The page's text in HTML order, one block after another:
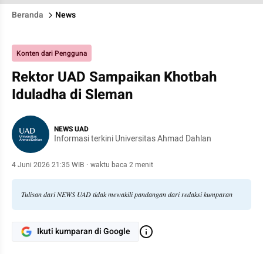
Beranda News
Konten dari Pengguna
Rektor UAD Sampaikan Khotbah
Iduladha di Sleman
NEWS UAD
Informasi terkini Universitas Ahmad Dahlan
4 Juni 2026 21:35 WIB · waktu baca 2 menit
Tulisan dari NEWS UAD tidak mewakili pandangan dari redaksi kumparan
Ikuti kumparan di Google